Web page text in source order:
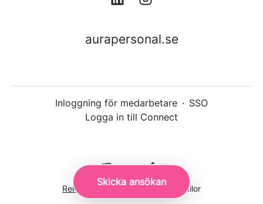
Skicka ansökan
aurapersonal.se
Inloggning för medarbetare · SSO
Logga in till Connect
Rekryteringsverktygfrån Teamtailor